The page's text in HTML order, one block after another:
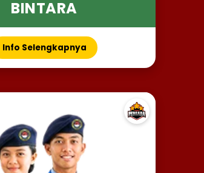
BINTARA
Info Selengkapnya